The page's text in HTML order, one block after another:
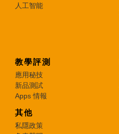
人工智能
教學評測
應用秘技
新品測試
Apps 情報
其他
私隱政策